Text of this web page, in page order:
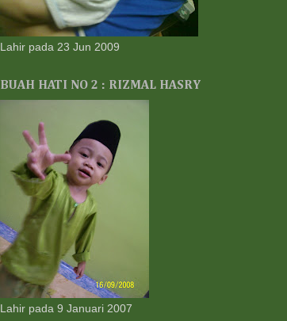
|| Dear Diary ||
Outdoor Photoshoot Raya 2026
@ Pantai Paka
1 Mei 2026
Dengan SteamFry: Air Fryer +
Lahir pada 23 Jun 2009
BUAH HATI NO 2 : RIZMAL HASRY
Lahir pada 9 Januari 2007